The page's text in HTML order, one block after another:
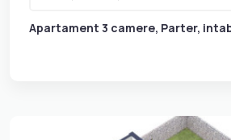
Apartament 3 camere, Parter,